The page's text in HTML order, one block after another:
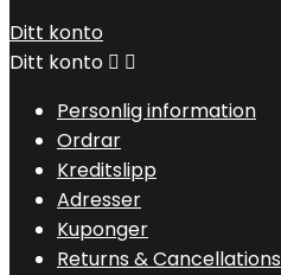
Ditt konto
Ditt konto  
Personlig information
Ordrar
Kreditslipp
Adresser
Kuponger
Returns & Cancellations